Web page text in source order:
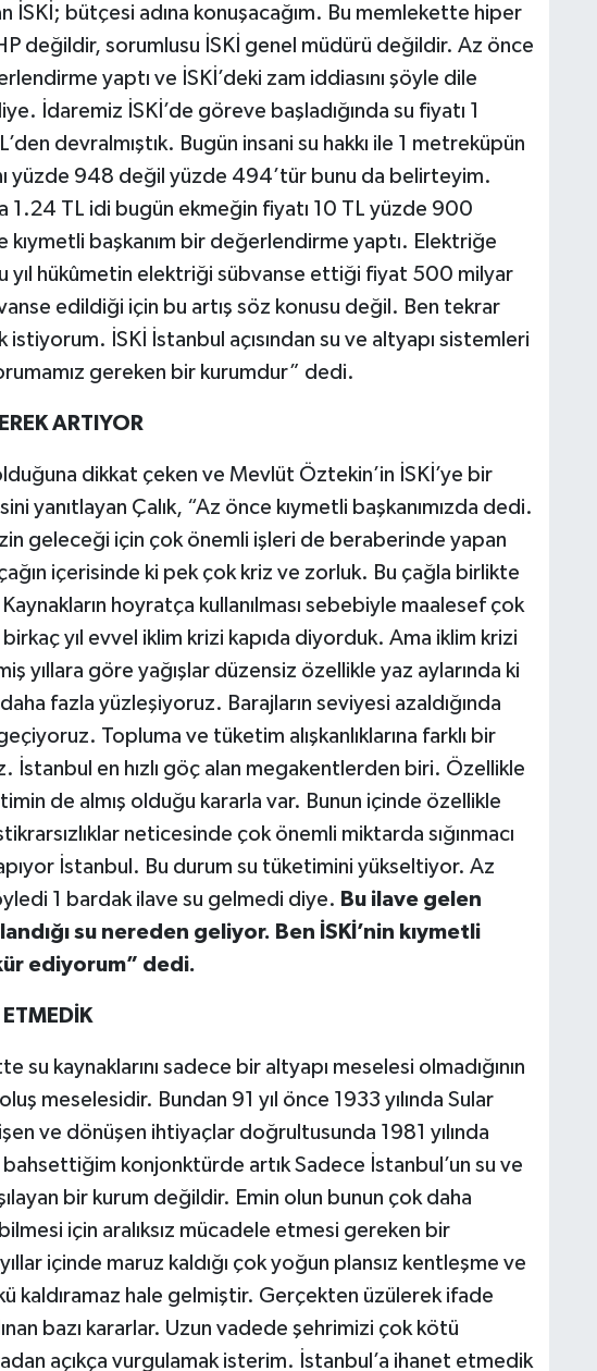
İSKİ; bütçesi adına konuşacağım. Bu memlekette hiper
değildir, sorumlusu İSKİ genel müdürü değildir. Az önce
yaptı ve İSKİ’deki zam iddiasını şöyle dile
İdaremiz İSKİ’de göreve başladığında su fiyatı 1
devralmıştık. Bugün insani su hakkı ile 1 metreküpün
yüzde 948 değil yüzde 494’tür bunu da belirteyim.
1.24 TL idi bugün ekmeğin fiyatı 10 TL yüzde 900
kıymetli başkanım bir değerlendirme yaptı. Elektriğe
yıl hükûmetin elektriği sübvanse ettiği fiyat 500 milyar
edildiği için bu artış söz konusu değil. Ben tekrar
İSKİ İstanbul açısından su ve altyapı sistemleri
gereken bir kurumdur” dedi.
ARTIYOR
dikkat çeken ve Mevlüt Öztekin’in İSKİ’ye bir
yanıtlayan Çalık, “Az önce kıymetli başkanımızda dedi.
geleceği için çok önemli işleri de beraberinde yapan
içerisinde ki pek çok kriz ve zorluk. Bu çağla birlikte
hoyratça kullanılması sebebiyle maalesef çok
yıl evvel iklim krizi kapıda diyorduk. Ama iklim krizi
yıllara göre yağışlar düzensiz özellikle yaz aylarında ki
daha fazla yüzleşiyoruz. Barajların seviyesi azaldığında
Topluma ve tüketim alışkanlıklarına farklı bir
İstanbul en hızlı göç alan megakentlerden biri. Özellikle
de almış olduğu kararla var. Bunun içinde özellikle
neticesinde çok önemli miktarda sığınmacı
İstanbul. Bu durum su tüketimini yükseltiyor. Az
1 bardak ilave su gelmedi diye. Bu ilave gelen
su nereden geliyor. Ben İSKİ’nin kıymetli
ediyorum” dedi.
su kaynaklarını sadece bir altyapı meselesi olmadığının
meselesidir. Bundan 91 yıl önce 1933 yılında Sular
ve dönüşen ihtiyaçlar doğrultusunda 1981 yılında
bahsettiğim konjonktürde artık Sadece İstanbul’un su ve
bir kurum değildir. Emin olun bunun çok daha
için aralıksız mücadele etmesi gereken bir
içinde maruz kaldığı çok yoğun plansız kentleşme ve
kaldıramaz hale gelmiştir. Gerçekten üzülerek ifade
bazı kararlar. Uzun vadede şehrimizi çok kötü
açıkça vurgulamak isterim. İstanbul’a ihanet etmedik